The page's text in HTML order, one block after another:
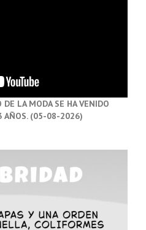
DE LA MODA SE HA VENIDO
AÑOS. (05-08-2026)